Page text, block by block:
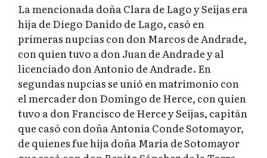
La mencionada doña Clara de Lago y Seijas era
hija de Diego Danido de Lago, casó en
primeras nupcias con don Marcos de Andrade,
con quien tuvo a don Juan de Andrade y al
licenciado don Antonio de Andrade. En
segundas nupcias se unió en matrimonio con
el mercader don Domingo de Herce, con quien
tuvo a don Francisco de Herce y Seijas, capitán
que casó con doña Antonia Conde Sotomayor,
de quienes fue hija doña María de Sotomayor